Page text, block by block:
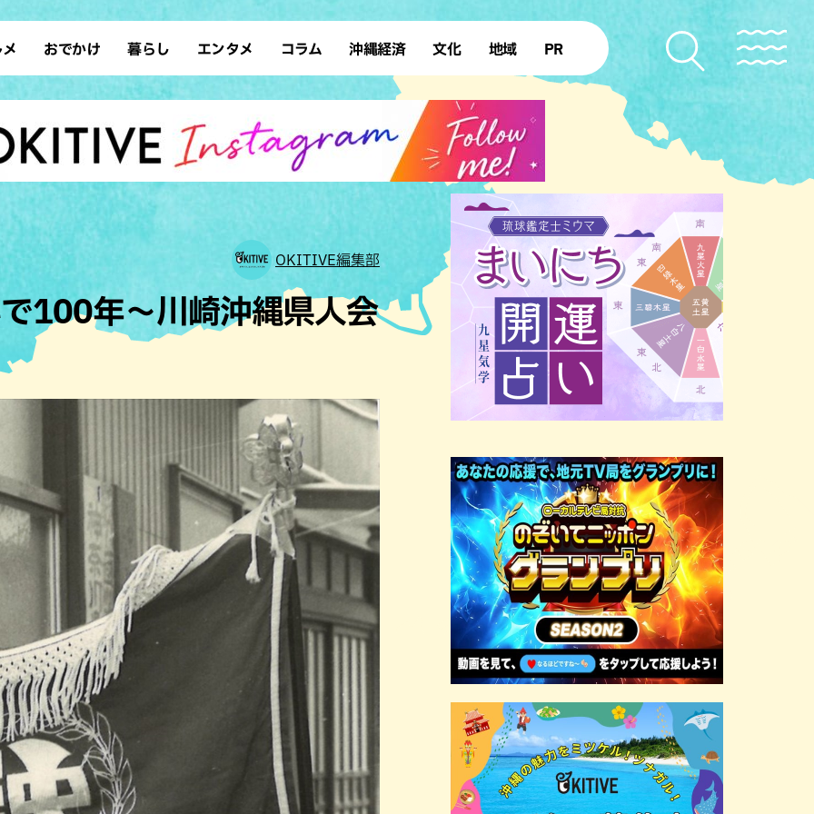
ン 沖縄そば
ウト カフェ
和食・日本料理
アジア・エスニック
イタリアン
洋料理
・焼肉 焼鳥・串料理
肉料理 居酒屋・バー
イキング
タコス・タコライス
おでかけ
デート ドライブ
散歩 ソロ活
歴史
レジャー アート
ホテル
サウナ 公園
暮らし
レシピ SDGs
ファッション ローカルニュース
沖縄移住 沖縄旧暦行事
エンタメ
スポーツ 占い
タレント・芸人 テレビ
コラム 沖縄経済 文化
復帰50年
地域
本島北部 本島中部
本島南部 先島諸島
北部離島
PR
OKITIVE編集部
100年～川崎沖縄県人会